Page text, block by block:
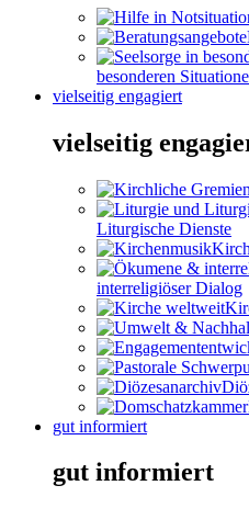
besonderen
vielseitig engagiert
vielseitig
Liturgische Dienste
interreligiöser Dialog
gut informiert
gut informiert